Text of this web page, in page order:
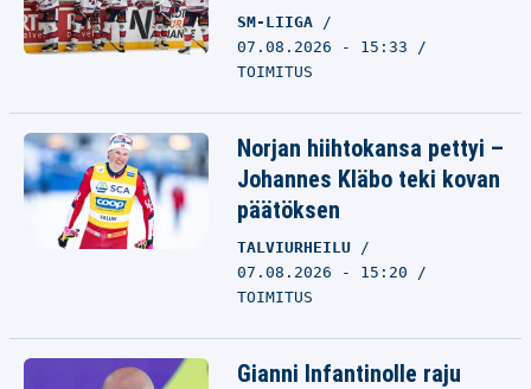
SM-LIIGA
07.08.2026 - 15:33
TOIMITUS
Norjan hiihtokansa pettyi –
Johannes Kläbo teki kovan
päätöksen
TALVIURHEILU
07.08.2026 - 15:20
TOIMITUS
Gianni Infantinolle raju